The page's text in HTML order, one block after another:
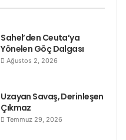
Sahel’den Ceuta’ya
Yönelen Göç Dalgası
Ağustos 2, 2026
Uzayan Savaş, Derinleşen
Çıkmaz
Temmuz 29, 2026